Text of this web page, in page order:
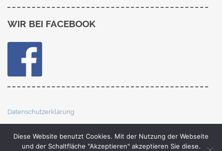
WIR BEI FACEBOOK
Datenschutzerklärung
Diese Website benutzt Cookies. Mit der Nutzung der Webseite
und der Schaltfläche "Akzeptieren" akzeptieren Sie diese.